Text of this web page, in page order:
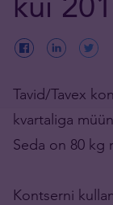
Tavid/Tavex
kvartaliga
Seda on 80 kg
Kontserni